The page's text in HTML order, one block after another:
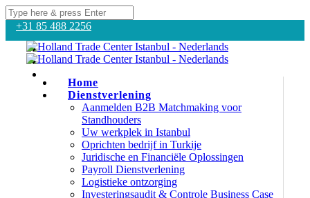
+31 85 488 2256
Home
Dienstverlening
Aanmelden B2B Matchmaking voor
Standhouders
Uw werkplek in Istanbul
Oprichten bedrijf in Turkije
Juridische en Financiële Oplossingen
Payroll Dienstverlening
Logistieke ontzorging
Investeringsaudit & Controle Business Case